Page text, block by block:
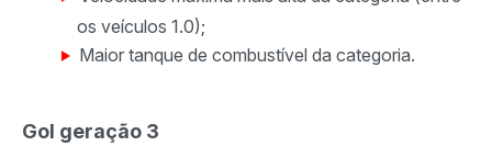
os veículos 1.0);
Maior tanque de combustível da categoria.
Gol geração 3